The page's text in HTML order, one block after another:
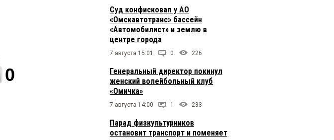
0
Суд конфисковал у АО
«Омскавтотранс» бассейн
«Автомобилист» и землю в
центре города
7 августа 15:01 0 226
Генеральный директор покинул
женский волейбольный клуб
«Омичка»
7 августа 14:00 1 233
Парад физкультурников
остановит транспорт и поменяет